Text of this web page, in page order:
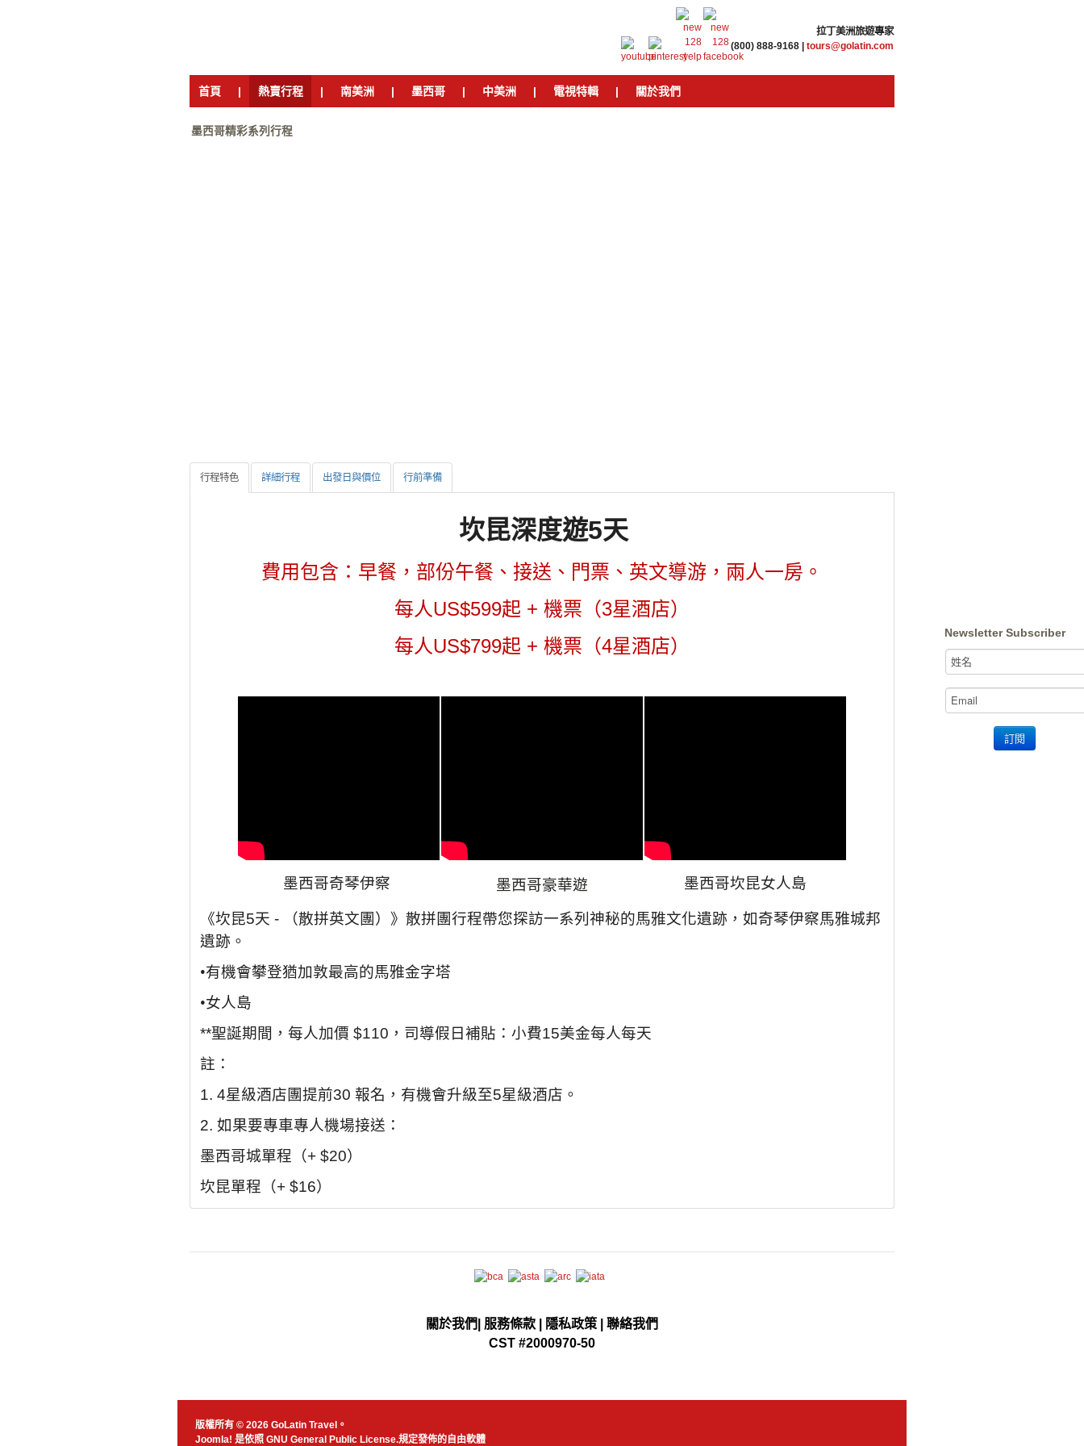
Newsletter Subscriber
拉丁美洲旅遊專家
(800) 888-9168 | tours@golatin.com
首頁 | 熱賣行程 | 南美洲 | 墨西哥 | 中美洲 | 電視特輯 | 關於我們
墨西哥精彩系列行程
行程特色 詳細行程 出發日與價位 行前準備
坎昆深度遊5天
費用包含：早餐，部份午餐、接送、門票、英文導游，兩人一房。
每人US$599起 + 機票（3星酒店）
每人US$799起 + 機票（4星酒店）
墨西哥奇琴伊察 墨西哥豪華遊 墨西哥坎昆女人島
《坎昆5天 -
（散拼英文團）》散拼團行程帶您探訪一系列神秘的馬雅文化遺跡，如奇琴伊察馬雅城邦
遺跡。
•有機會攀登猶加敦最高的馬雅金字塔
•女人島
**聖誕期間，每人加價 $110，司導假日補貼：小費15美金每人每天
註：
1. 4星級酒店團提前30 報名，有機會升級至5星級酒店。
2. 如果要專車專人機場接送：
墨西哥城單程（+ $20）
坎昆單程（+ $16）
關於我們 服務條款 隱私政策
聯絡我們
CST #2000970-50
版權所有 © 2026 GoLatin Travel。
Joomla! 是依照 GNU General Public License.規定發佈的自由軟體